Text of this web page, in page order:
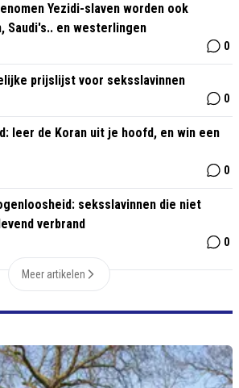
Yezidi-slaven worden ook
Saudi's.. en westerlingen
0
prijslijst voor seksslavinnen
0
leer de Koran uit je hoofd, en win een
0
seksslavinnen die niet
verbrand
0
Meer artikelen